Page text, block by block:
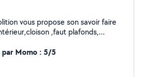
vous propose son savoir faire
,faut plafonds,
ainsi que terrassement.
évacuation et recyclage de
Mr Paul
par Momo : 5/5